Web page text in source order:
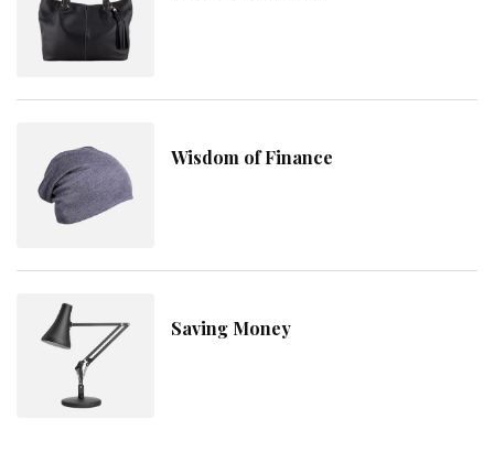
Wisdom of Finance
Saving Money